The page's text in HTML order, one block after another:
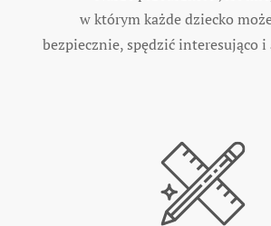
w którym każde dziecko
bezpiecznie, spędzić interesująco i